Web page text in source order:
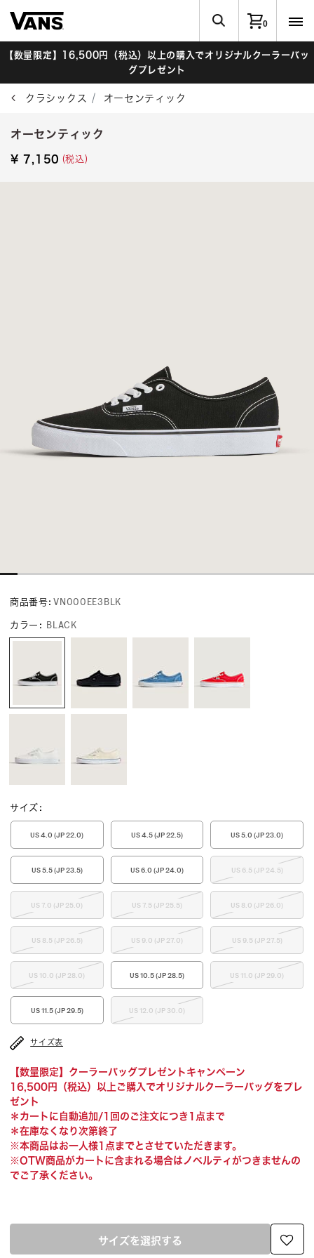
0
【数量限定】16,500円（税込）以上の購入でオリジナルクーラーバッ
グプレゼント
クラシックス オーセンティック
オーセンティック
¥ 7,150 (税込)
商品番号:VN000EE3BLK
カラー: BLACK
サイズ:
US 4.0 (JP 22.0) US 4.5 (JP 22.5) US 5.0 (JP 23.0)
US 5.5 (JP 23.5) US 6.0 (JP 24.0) US 6.5 (JP 24.5)
US 7.0 (JP 25.0) US 7.5 (JP 25.5) US 8.0 (JP 26.0)
US 8.5 (JP 26.5) US 9.0 (JP 27.0) US 9.5 (JP 27.5)
US 10.0 (JP 28.0) US 10.5 (JP 28.5) US 11.0 (JP 29.0)
US 11.5 (JP 29.5) US 12.0 (JP 30.0)
サイズ表
【数量限定】クーラーバッグプレゼントキャンペーン
16,500円（税込）以上ご購入でオリジナルクーラーバッグをプレ
ゼント
＊カートに自動追加/1回のご注文につき1点まで
＊在庫なくなり次第終了
※本商品はお一人様1点までとさせていただきます。
※OTW商品がカートに含まれる場合はノベルティがつきませんの
でご了承ください。
サイズを選択する